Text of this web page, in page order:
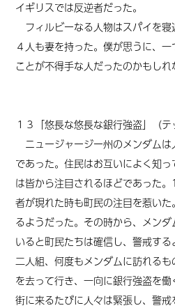
イギリスでは反逆者だった。
フィルビーなる人物はスパイを
４人も妻を持った。僕が思うに、
ことが不得手な人だったのかもしれ
１３「悠長な悠長な銀行強盗」（テ
ニュージャージー州のメンダム
であった。住民はお互いによく知
は皆から注目されるほどであった
者が現れた時も町民の注目を惹い
るようだった。その時から、メン
いると町民たちは確信し、警戒す
二人組、何度もメンダムに訪れる
を去って行き、一向に銀行強盗を
街に来るたびに人々は緊張し、警